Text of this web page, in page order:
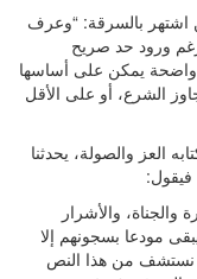
بالسرقة: “وعرف
في السجن”[5]، هذا برغم ورود حد صريح
واضحة يمكن على أساسها
الشرع، أو على الأقل
العز والصولة، يحدثنا
فيقول:
والأشرار
مودعا بسجونهم إلا
والفساد، وأهل البغي والعناد”[6]، نستشف من هذا النص